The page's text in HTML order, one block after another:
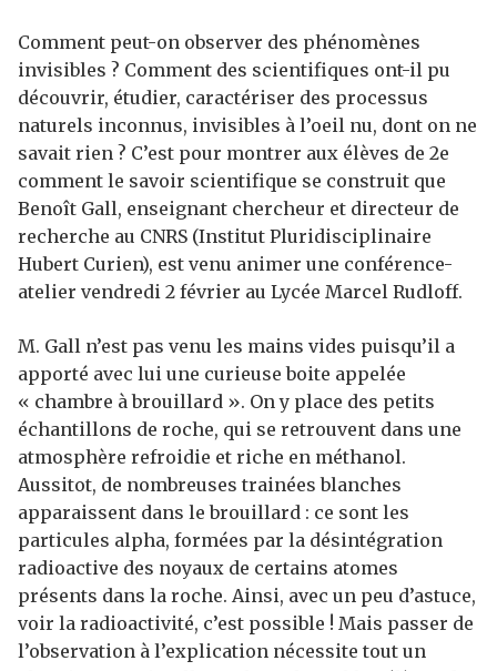
Comment peut-on observer des phénomènes
invisibles ? Comment des scientifiques ont-il pu
découvrir, étudier, caractériser des processus
naturels inconnus, invisibles à l’oeil nu, dont on ne
savait rien ? C’est pour montrer aux élèves de 2e
comment le savoir scientifique se construit que
Benoît Gall, enseignant chercheur et directeur de
recherche au CNRS (Institut Pluridisciplinaire
Hubert Curien), est venu animer une conférence-
atelier vendredi 2 février au Lycée Marcel Rudloff.
M. Gall n’est pas venu les mains vides puisqu’il a
apporté avec lui une curieuse boite appelée
« chambre à brouillard ». On y place des petits
échantillons de roche, qui se retrouvent dans une
atmosphère refroidie et riche en méthanol.
Aussitot, de nombreuses trainées blanches
apparaissent dans le brouillard : ce sont les
particules alpha, formées par la désintégration
radioactive des noyaux de certains atomes
présents dans la roche. Ainsi, avec un peu d’astuce,
voir la radioactivité, c’est possible ! Mais passer de
l’observation à l’explication nécessite tout un